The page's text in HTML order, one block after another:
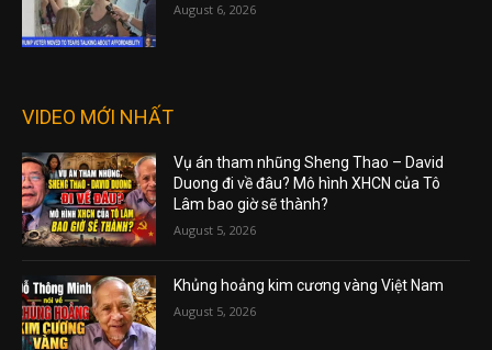
August 6, 2026
VIDEO MỚI NHẤT
Vụ án tham nhũng Sheng Thao – David
Duong đi về đâu? Mô hình XHCN của Tô
Lâm bao giờ sẽ thành?
August 5, 2026
Khủng hoảng kim cương vàng Việt Nam
August 5, 2026